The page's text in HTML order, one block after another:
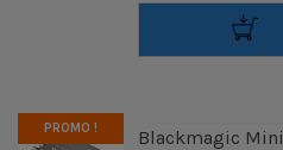
PROMO !
Blackmagic Mini